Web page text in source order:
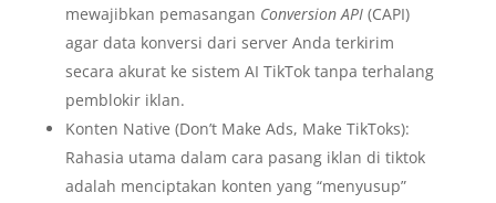
mewajibkan pemasangan Conversion API(CAPI)
agar data konversi dari server Anda terkirim
secara akurat ke sistem AI TikTok tanpa terhalang
pemblokir iklan.
Konten Native (Don’t Make Ads, Make TikToks):
Rahasia utama dalam cara pasang iklan di tiktok
adalah menciptakan konten yang “menyusup”